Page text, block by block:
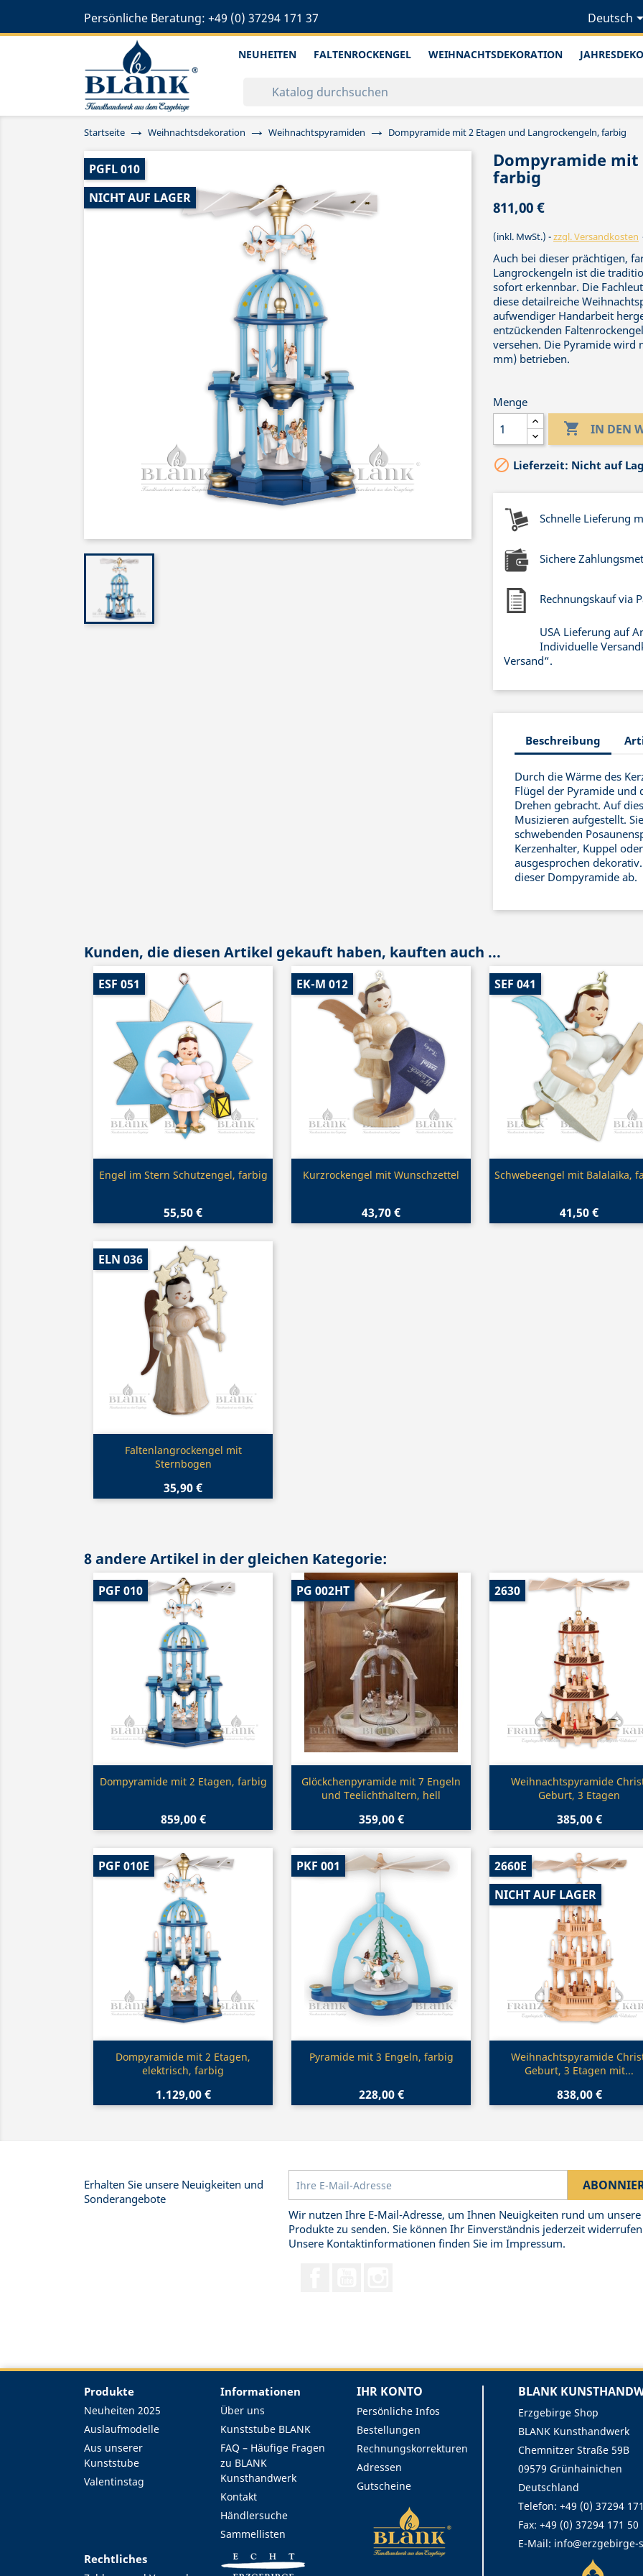
Persönliche Beratung: +49 (0) 37294 171 37 Deutsch
NEUHEITEN FALTENROCKENGEL WEIHNACHTSDEKORATION
Startseite Weihnachtsdekoration Weihnachtspyramiden Dompyramide mit 2 Etagen und Langrockengeln, farbig
PGFL 010
NICHT AUF LAGER
Dompyramide mit
farbig
811,00 €
(inkl. MwSt.) zzgl. Versandkosten
Auch bei dieser prächtigen,
Langrockengeln ist die
sofort erkennbar. Die
diese detailreiche
aufwendiger Handarbeit
entzückenden
versehen. Die Pyramide wird
mm) betrieben.
Menge
 IN DEN
 Lieferzeit: Nicht auf
Schnelle Lieferung
Sichere
Rechnungskauf via
USA Lieferung auf
Individuelle
Versand“.
Beschreibung
Durch die Wärme des
Flügel der Pyramide
Drehen gebracht. Auf
Musizieren aufgestellt.
schwebenden
Kerzenhalter, Kuppel
ausgesprochen
dieser Dompyramide ab.
Kunden, die diesen Artikel gekauft haben, kauften auch ...
Vorschau
Engel im Stern Schutzengel, farbig
55,50 €
ESF 051
Vorschau
Kurzrockengel mit Wunschzettel
43,70 €
EK-M 012
Vorschau
Schwebeengel mit Balalaika,
41,50 €
SEF 041
Vorschau
Faltenlangrockengel mit
Sternbogen
35,90 €
ELN 036
8 andere Artikel in der gleichen Kategorie:
Vorschau
Dompyramide mit 2 Etagen, farbig
859,00 €
PGF 010
Vorschau
Glöckchenpyramide mit 7 Engeln
und Teelichthaltern, hell
359,00 €
PG 002HT
Vorschau
Weihnachtspyramide
Geburt, 3 Etagen
385,00 €
2630
Vorschau
Dompyramide mit 2 Etagen,
elektrisch, farbig
1.129,00 €
PGF 010E
Vorschau
Pyramide mit 3 Engeln, farbig
228,00 €
PKF 001
Vorschau
Weihnachtspyramide
Geburt, 3 Etagen mit...
838,00 €
2660E
NICHT AUF LAGER
Erhalten Sie unsere Neuigkeiten und
Sonderangebote
Wir nutzen Ihre E-Mail-Adresse, um Ihnen Neuigkeiten rund um unsere
Produkte zu senden. Sie können Ihr Einverständnis jederzeit
Unsere Kontaktinformationen finden Sie im Impressum.
Produkte
Neuheiten 2025
Auslaufmodelle
Aus unserer
Kunststube
Valentinstag
Informationen
Über uns
Kunststube BLANK
FAQ – Häufige Fragen
zu BLANK
Kunsthandwerk
Kontakt
Händlersuche
Sammellisten
Rechtliches
IHR KONTO
Persönliche Infos
Bestellungen
Rechnungskorrekturen
Adressen
Gutscheine
BLANK
Erzgebirge Shop
BLANK Kunsthandwerk
Chemnitzer Straße 59B
09579 Grünhainichen
Deutschland
Telefon: +49 (0) 37294
Fax: +49 (0) 37294 171 50
E-Mail: info@erzgebirge-